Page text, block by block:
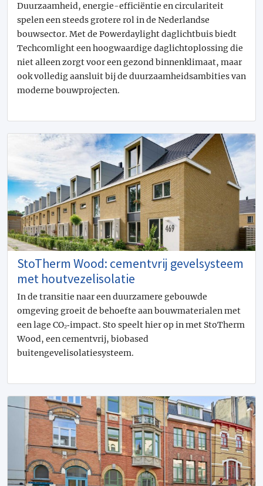
Duurzaamheid, energie-efficiëntie en circulariteit
spelen een steeds grotere rol in de Nederlandse
bouwsector. Met de Powerdaylight daglichtbuis biedt
Techcomlight een hoogwaardige daglichtoplossing die
niet alleen zorgt voor een gezond binnenklimaat, maar
ook volledig aansluit bij de duurzaamheidsambities van
moderne bouwprojecten.
StoTherm Wood: cementvrij gevelsysteem
met houtvezelisolatie
In de transitie naar een duurzamere gebouwde
omgeving groeit de behoefte aan bouwmaterialen met
een lage CO₂‑impact. Sto speelt hier op in met StoTherm
Wood, een cementvrij, biobased
buitengevelisolatiesysteem.